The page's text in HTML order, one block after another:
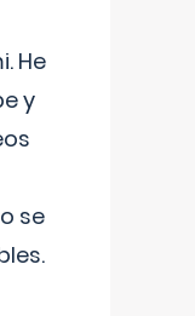
He
y
se